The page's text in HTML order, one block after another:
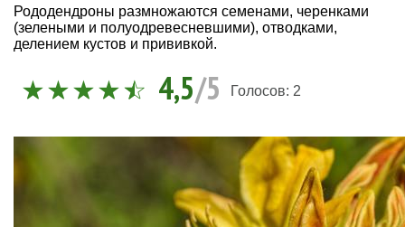
Рододендроны размножаются семенами, черенками
(зелеными и полуодревесневшими), отводками,
делением кустов и прививкой.
4,5/5 Голосов: 2